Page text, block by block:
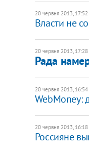
20 червня 2013, 17:52
Власти не
20 червня 2013, 17:28
Рада
20 червня 2013, 16:54
WebMoney:
20 червня 2013, 16:18
Россияне